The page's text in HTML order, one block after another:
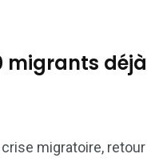
migrants déjà
migratoire, retour